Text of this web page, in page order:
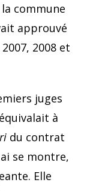
commune
approuvé
2008 et
juges
à
du contrat
se montre,
Elle